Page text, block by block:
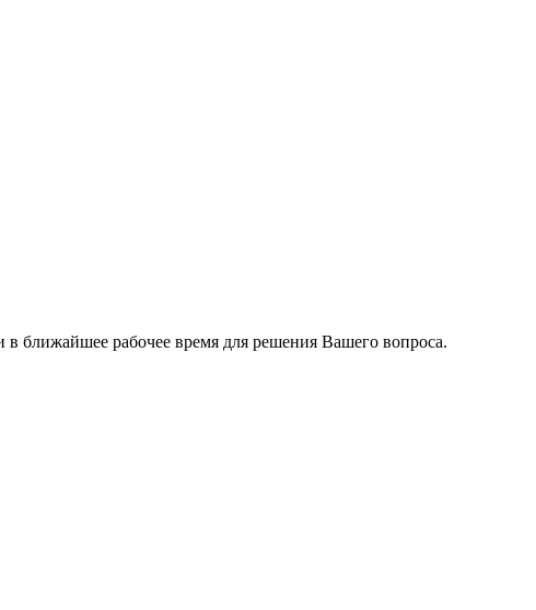
ближайшее рабочее время для решения Вашего вопроса.